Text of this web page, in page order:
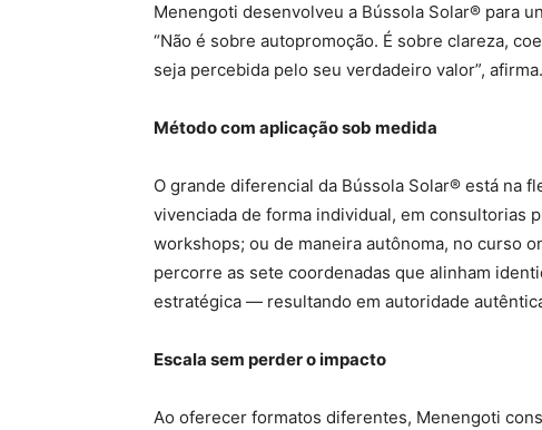
Menengoti desenvolveu a Bússola Solar® para
“Não é sobre autopromoção. É sobre clareza,
seja percebida pelo seu verdadeiro valor”, afirma.
Método com aplicação sob medida
O grande diferencial da Bússola Solar® está na
vivenciada de forma individual, em consultorias
workshops; ou de maneira autônoma, no curso
percorre as sete coordenadas que alinham
estratégica — resultando em autoridade
Escala sem perder o impacto
Ao oferecer formatos diferentes, Menengoti